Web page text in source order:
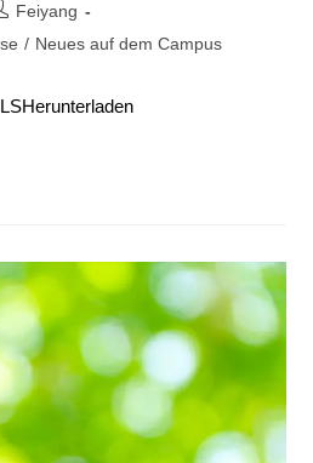
Feiyang
/ Neues auf dem Campus